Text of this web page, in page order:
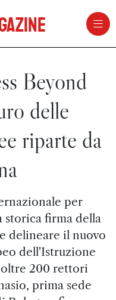
Beyond
delle
riparte da
per
storica firma della
delineare il nuovo
dell'Istruzione
200 rettori
prima sede